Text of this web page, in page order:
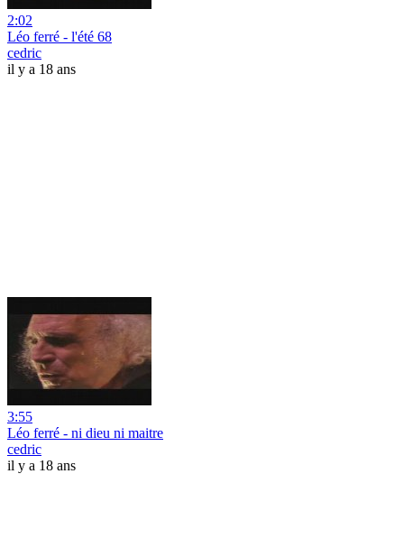
2:02
Léo ferré - l'été 68
cedric
il y a 18 ans
3:55
Léo ferré - ni dieu ni maitre
cedric
il y a 18 ans